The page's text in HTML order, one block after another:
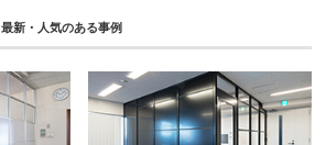
最新・人気のある事例